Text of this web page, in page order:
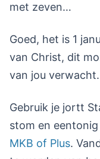
met zeven…
Goed, het is 1
van Christ, dit
van jou
Gebruik je jortt
stom en
MKB of Plus.